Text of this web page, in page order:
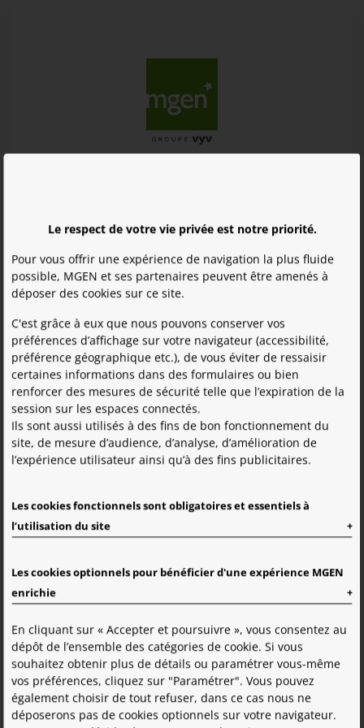
* Les champs signalés par un astérisque sont obligatoires
Identifiant*:
vous@domaine.com
Mot de passe*:
Le mot de passe doit contenir 12 caractères minimum avec
au moins 1 minuscule, 1 majuscule, 1 chiffre et 1 caractère
spécial.
Mot de passe oublié ?
Créer mon espace
Le respect de votre vie privée est notre priorité.
Pour vous offrir une expérience de navigation la plus fluide
possible, MGEN et ses partenaires peuvent être amenés à
déposer des cookies sur ce site.
C'est grâce à eux que nous pouvons conserver vos
préférences d’affichage sur votre navigateur (accessibilité,
préférence géographique etc.), de vous éviter de ressaisir
certaines informations dans des formulaires ou bien
renforcer des mesures de sécurité telle que l’expiration de la
session sur les espaces connectés.
Ils sont aussi utilisés à des fins de bon fonctionnement du
site, de mesure d’audience, d’analyse, d’amélioration de
l’expérience utilisateur ainsi qu’à des fins publicitaires.
Les cookies fonctionnels sont obligatoires et essentiels à
l’utilisation du site
Les cookies optionnels pour bénéficier d'une expérience MGEN
enrichie
En cliquant sur « Accepter et poursuivre », vous consentez au
dépôt de l’ensemble des catégories de cookie. Si vous
souhaitez obtenir plus de détails ou paramétrer vous-même
vos préférences, cliquez sur "Paramétrer". Vous pouvez
également choisir de tout refuser, dans ce cas nous ne
déposerons pas de cookies optionnels sur votre navigateur.